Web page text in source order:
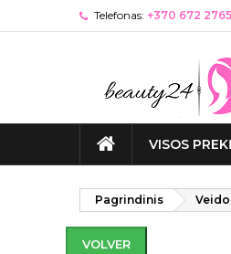
Telefonas: +370 672
VISOS
Pagrindinis
VOLVER